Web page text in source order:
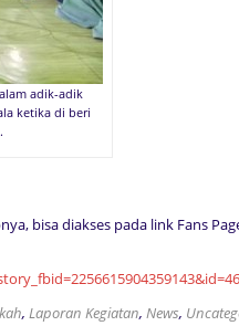
adik-adik
ketika di beri
bisa diakses pada link Fans
, Laporan Kegiatan, News,